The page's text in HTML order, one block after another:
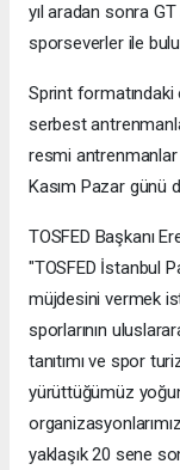
yıl aradan sonra GT
sporseverler ile
Sprint formatındaki
serbest
resmi antrenmanlar
Kasım Pazar günü
TOSFED Başkanı
"TOSFED İstanbul
müjdesini vermek
sporlarının
tanıtımı ve spor
yürüttüğümüz
yaklaşık 20 sene